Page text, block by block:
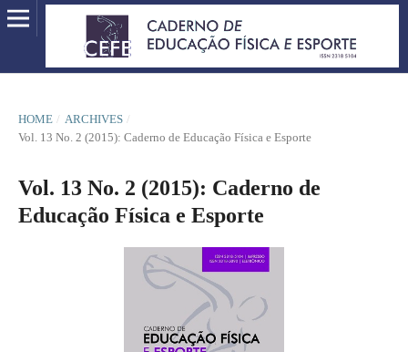
HOME / ARCHIVES /
Vol. 13 No. 2 (2015): Caderno de Educação Física e Esporte
Vol. 13 No. 2 (2015): Caderno de
Educação Física e Esporte